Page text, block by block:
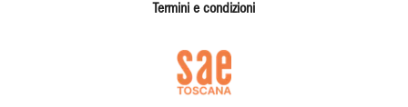
Termini e condizioni